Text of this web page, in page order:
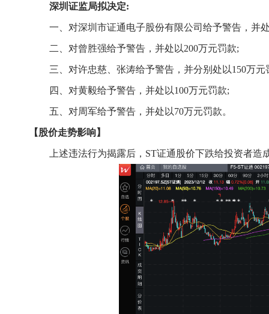
深圳证监局拟决定:
一、对深圳市证通电子股份有限公司给予警告，并
二、对曾胜强给予警告，并处以200万元罚款;
三、对许忠慈、张涛给予警告，并分别处以150万元
四、对黄毅给予警告，并处以100万元罚款;
五、对周军给予警告，并处以70万元罚款。
【股价走势影响】
上述违法行为揭露后， ST证通 股价下跌给投资者造